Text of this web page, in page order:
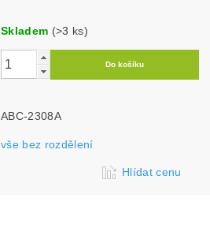
Skladem (>3 ks)
ABC-2308A
vše bez rozdělení
Hlídat cenu